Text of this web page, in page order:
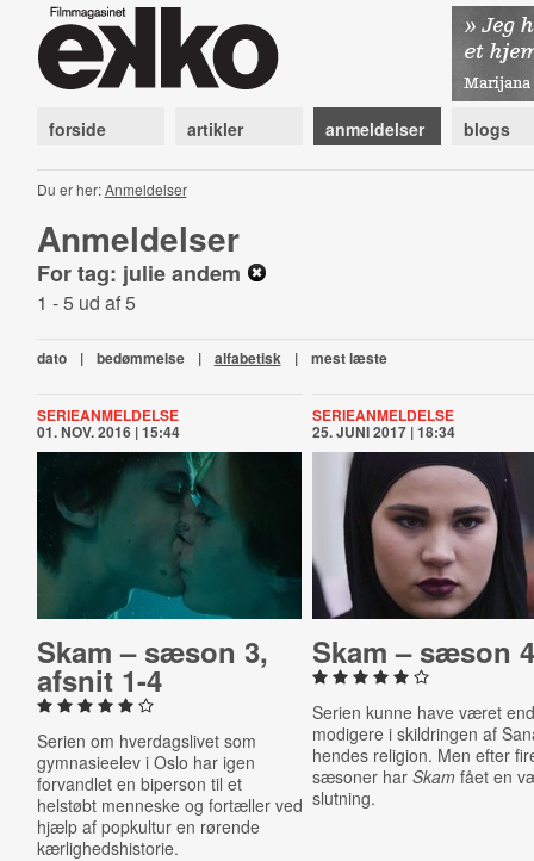
forside artikler anmeldelser blogs
Du er her:Anmeldelser
Anmeldelser
For tag: julie andem
1 - 5 ud af 5
dato | bedømmelse | alfabetisk | mest læste
SERIEANMELDELSE
01. NOV. 2016 | 15:44
Skam – sæson 3,
afsnit 1-4
Serien om hverdagslivet som
gymnasieelev i Oslo har igen
forvandlet en biperson til et
helstøbt menneske og fortæller ved
hjælp af popkultur en rørende
kærlighedshistorie.
SERIEANMELDELSE
25. JUNI 2017 | 18:34
Skam – sæson
Serien kunne have været
modigere i skildringen af
hendes religion. Men efter
sæsoner harSkam fået en
slutning.